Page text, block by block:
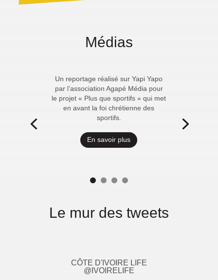
Médias
Un reportage réalisé sur Yapi Yapo
par l’association Agapé Média pour
le projet « Plus que sportifs » qui met
en avant la foi chrétienne des
sportifs.
En savoir plus
Le mur des tweets
CÔTE D'IVOIRE LIFE
@IVOIRELIFE